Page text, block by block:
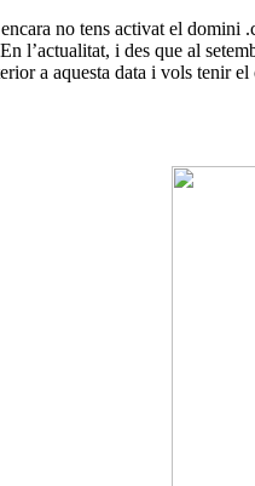
no tens activat el domini
l’actualitat, i des que al
a aquesta data i vols